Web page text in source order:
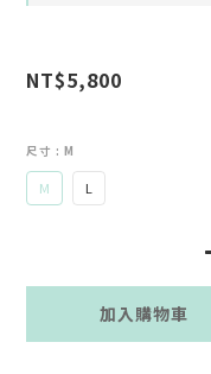
NT$5,800
尺寸 : M
M L
加入購物車